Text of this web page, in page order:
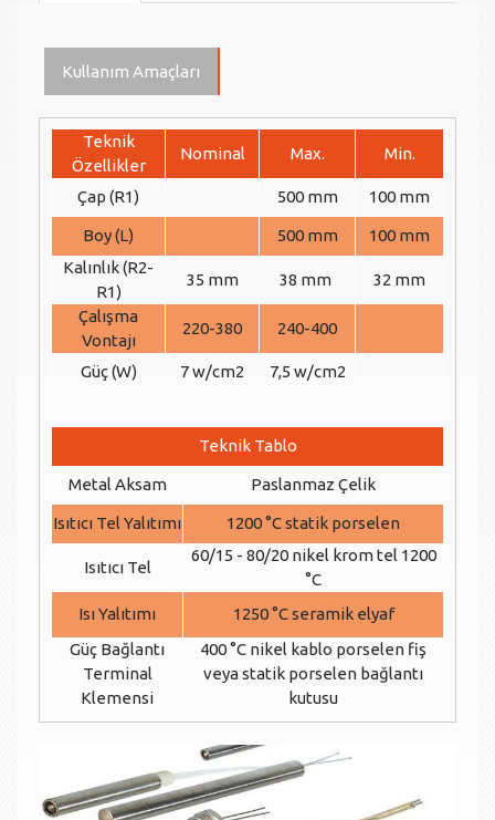
Kullanım Amaçları
Teknik
Özellikler
Nominal Max. Min.
Çap (R1) 500 mm 100 mm
Boy (L) 500 mm
100 mm
Kalınlık (R2-
R1)
35 mm 38 mm
32 mm
Çalışma
Vontajı
220-380 240-400
Güç (W) 7 w/cm2 7,5 w/cm2
Teknik Tablo
Metal Aksam Paslanmaz Çelik
Isıtıcı Tel Yalıtımı 1200 °C statik porselen
Isıtıcı Tel
60/15 - 80/20 nikel krom tel 1200
°C
Isı Yalıtımı
1250 °C seramik elyaf
Güç Bağlantı
Terminal
Klemensi
400 °C nikel kablo porselen fiş
veya statik porselen bağlantı
kutusu